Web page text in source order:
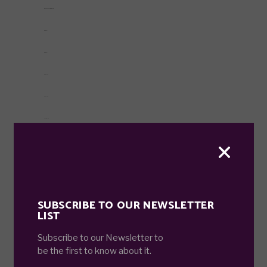
SUBSCRIBE TO OUR NEWSLETTER
LIST
Subscribe to our Newsletter to
be the first to know about it.